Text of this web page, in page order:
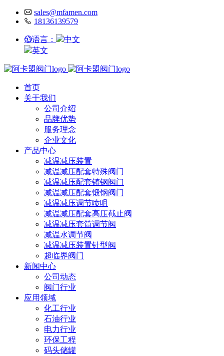
sales@mfamen.com
18136139579
语言：
中文
英文
首页
关于我们
公司介绍
品牌优势
服务理念
企业文化
产品中心
减温减压装置
减温减压配套特殊阀门
减温减压配套铸钢阀门
减温减压配套锻钢阀门
减温减压调节喷咀
减温减压配套高压截止阀
减温减压套筒调节阀
减温水调节阀
减温减压装置针型阀
超临界阀门
新闻中心
公司动态
阀门行业
应用领域
化工行业
石油行业
电力行业
环保工程
码头储罐